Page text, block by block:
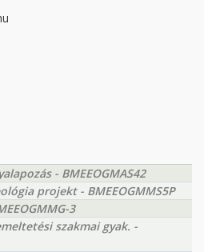
- BMEEOGMAS42
projekt - BMEEOGMMS5P
3
szakmai gyak. -